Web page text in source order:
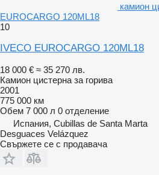
камион
EUROCARGO 120ML18
10
IVECO EUROCARGO 120ML18
18 000 € ≈ 35 270 лв.
Камион цистерна за горива
2001
775 000 км
Обем 7 000 л 0 отделение
Испания, Cubillas de Santa Marta
Desguaces Velázquez
Свържете се с продавача